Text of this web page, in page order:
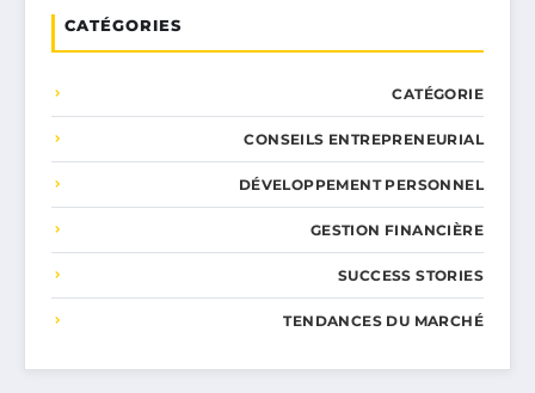
CATÉGORIES
CATÉGORIE
CONSEILS ENTREPRENEURIAL
DÉVELOPPEMENT PERSONNEL
GESTION FINANCIÈRE
SUCCESS STORIES
TENDANCES DU MARCHÉ